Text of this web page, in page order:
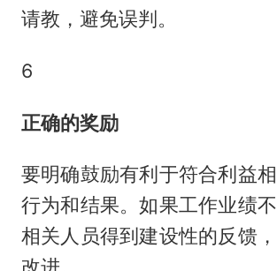
请教，避免误判。
6
正确的奖励
要明确鼓励有利于符合利益
行为和结果。如果工作业绩
相关人员得到建设性的反馈